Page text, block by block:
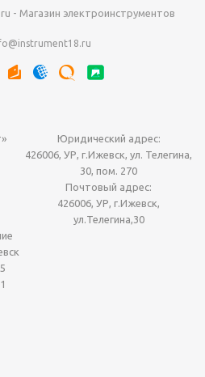
- Магазин электроинструментов
Юридический адрес:
426006, УР, г.Ижевск, ул. Телегина,
30, пом. 270
Почтовый адрес:
426006, УР, г.Ижевск,
ул.Телегина,30